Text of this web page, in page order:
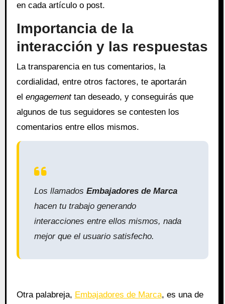
en cada artículo o post.
Importancia de la
interacción y las respuestas
La transparencia en tus comentarios, la
cordialidad, entre otros factores, te aportarán
el engagementtan deseado, y conseguirás que
algunos de tus seguidores se contesten los
comentarios entre ellos mismos.
Los llamados Embajadores de Marca
hacen tu trabajo generando
interacciones entre ellos mismos, nada
mejor que el usuario satisfecho.
Otra palabreja, Embajadores de Marca, es una de